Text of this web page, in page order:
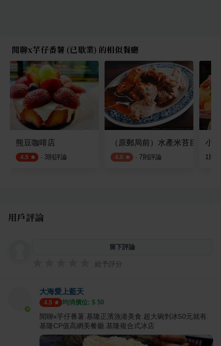
閒聊x芋仔番薯 (已歇業) 的相似餐廳
熊豆咖啡店
4.5 · 3則評論
（原郵局前）水產米苔目
4.0 · 7則評論
小
1則
用戶評論
留下評論
給予評分
大海愛上藍天
4.5 均消價位: $ 50
閒聊x芋仔番薯.基隆正濱漁港美食.超大碗剉冰50元就有.
基隆CP值高網美餐廳.基隆複合式冰店